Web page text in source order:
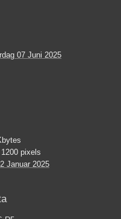
07 Juni 2025
pixels
Januar 2025